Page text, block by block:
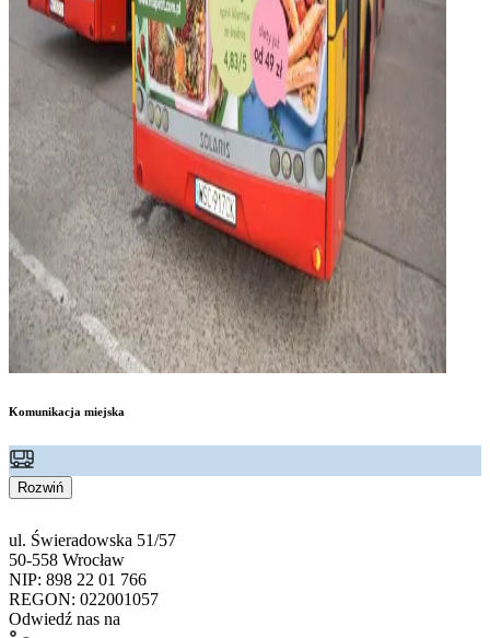
Komunikacja miejska
Rozwiń
ul. Świeradowska 51/57
50-558 Wrocław
NIP: 898 22 01 766
REGON: 022001057
Odwiedź nas na